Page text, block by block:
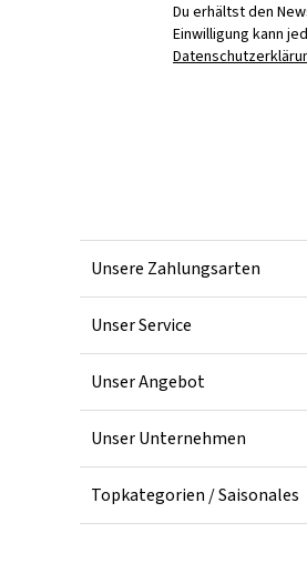
Du erhältst den
Einwilligung kann
Unsere Zahlungsarten
Unser Service
Unser Angebot
Unser Unternehmen
Topkategorien / Saisonales